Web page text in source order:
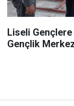
Liseli
Gençlik